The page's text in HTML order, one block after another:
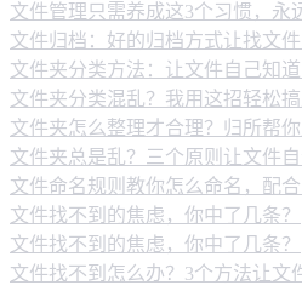
文件管理只需养成这3个习惯，永
文件归档：好的归档方式让找文
文件夹分类方法：让文件自己知
文件夹分类混乱？我用这招轻松
文件夹怎么整理才合理？归所帮
文件夹总是乱？三个原则让文件
文件命名规则教你怎么命名，配
文件找不到的焦虑，你中了几条？
文件找不到的焦虑，你中了几条？
文件找不到怎么办？3个方法让文